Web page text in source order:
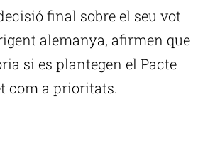
final sobre el seu vot
alemanya, afirmen que
si es plantegen el Pacte
com a prioritats.